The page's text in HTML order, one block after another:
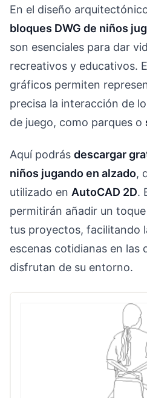
En el diseño
bloques DWG de niños
son esenciales para dar
recreativos y educativos.
gráficos permiten
precisa la interacción de
de juego, como parques o
Aquí podrás descargar
niños jugando en alzado,
utilizado en AutoCAD 2D.
permitirán añadir un
tus proyectos, facilitando
escenas cotidianas en las
disfrutan de su entorno.